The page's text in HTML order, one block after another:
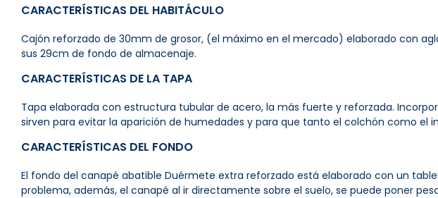
CARACTERÍSTICAS DEL HABITÁCULO
Cajón reforzado de 30mm de grosor, (el máximo en el mercado) elaborado con
sus 29cm de fondo de almacenaje.
CARACTERÍSTICAS DE LA TAPA
Tapa elaborada con estructura tubular de acero, la más fuerte y reforzada.
sirven para evitar la aparición de humedades y para que tanto el colchón como
CARACTERÍSTICAS DEL FONDO
El fondo del canapé abatible Duérmete extra reforzado está elaborado con un
problema, además, el canapé al ir directamente sobre el suelo, se puede poner